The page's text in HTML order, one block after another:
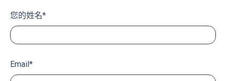
您的姓名*
Email *